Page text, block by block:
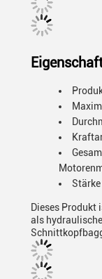
Dieses Produkt
als